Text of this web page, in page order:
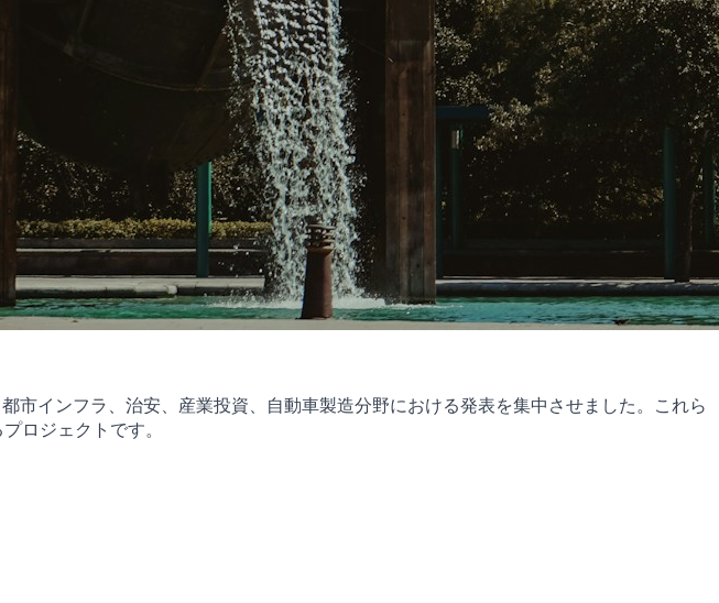
インフラ、治安、産業投資、自動車製造分野における発表を集中させました。これら
ロジェクトです。